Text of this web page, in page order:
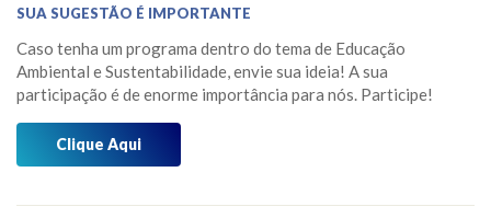
Horta Medicinal Suspensa
Jardim das Borboletas
Jardim dos Sentidos
Mensagens do Projeto Água
Fevereiro 2026
Janeiro 2026
Dezembro 2025
SUA SUGESTÃO É IMPORTANTE
Caso tenha um programa dentro do tema de Educação
Ambiental e Sustentabilidade, envie sua ideia! A sua
participação é de enorme importância para nós. Participe!
Clique Aqui